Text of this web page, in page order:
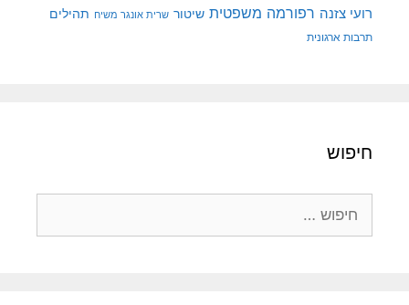
רועי צזנה רפורמה משפטית שיטור שרית אונגר משיח תהילים
תרבות ארגונית
חיפוש